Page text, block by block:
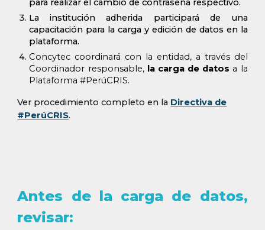
para realizar el cambio de contraseña respectivo.
La institución adherida participará de una
capacitación para la carga y edición de datos en la
plataforma.
Concytec coordinará con la entidad, a través del
Coordinador responsable,la carga de datos a la
Plataforma #PerúCRIS.
Ver procedimiento completo en la Directiva de
#PerúCRIS.
Antes de la carga de datos,
revisar: